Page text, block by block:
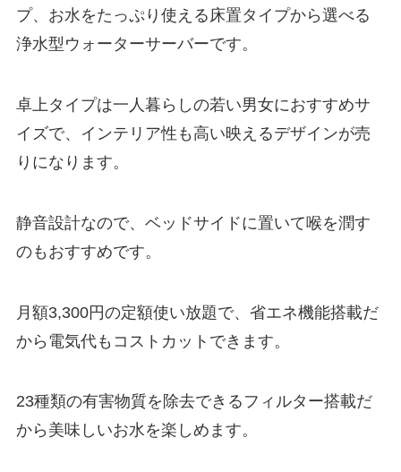
プ、お水をたっぷり使える床置タイプから選べる
浄水型ウォーターサーバーです。
卓上タイプは一人暮らしの若い男女におすすめサ
イズで、インテリア性も高い映えるデザインが売
りになります。
静音設計なので、ベッドサイドに置いて喉を潤す
のもおすすめです。
月額3,300円の定額使い放題で、省エネ機能搭載だ
から電気代もコストカットできます。
23種類の有害物質を除去できるフィルター搭載だ
から美味しいお水を楽しめます。